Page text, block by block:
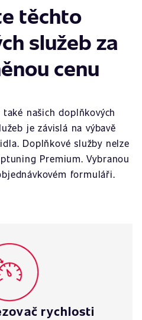
těchto
služeb za
cenu
našich doplňkových
je závislá na výbavě
Doplňkové služby nelze
Premium. Vybranou
formuláři.
rychlosti